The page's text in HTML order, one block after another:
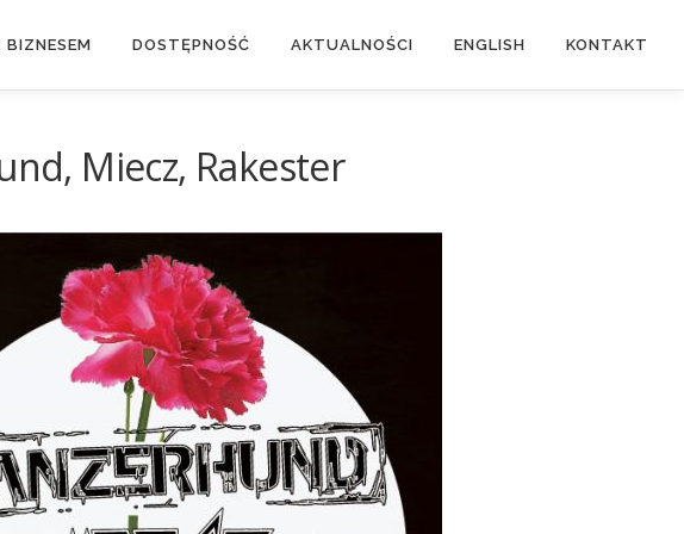
DOSTĘPNOŚĆ AKTUALNOŚCI ENGLISH KONTAKT
Miecz, Rakester